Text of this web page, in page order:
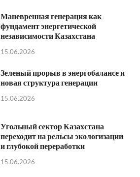
Маневренная генерация как
фундамент энергетической
независимости Казахстана
15.06.2026
Зеленый прорыв в энергобалансе и
новая структура генерации
15.06.2026
Угольный сектор Казахстана
переходит на рельсы экологизации
и глубокой переработки
15.06.2026